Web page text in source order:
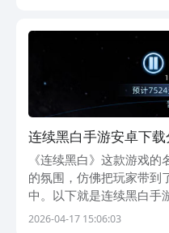
连续黑白手游安卓下
怎么下载
《连续黑白》这款游戏
的氛围，仿佛把玩家带到
中。以下就是连续黑白手
没有那种急促的竞技感，
2026-04-17 15:06:03